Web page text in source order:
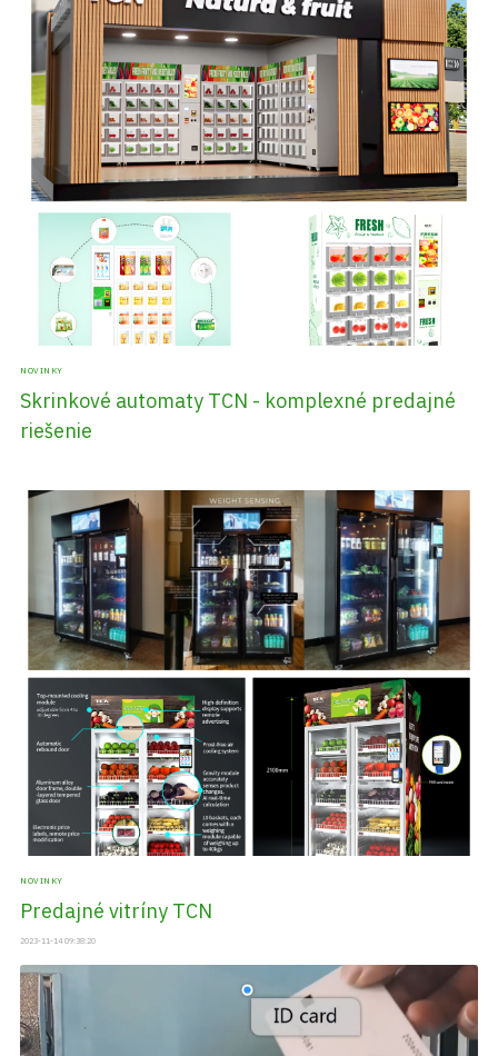
NOVINKY
Skrinkové automaty TCN - komplexné predajné
riešenie
NOVINKY
Predajné vitríny TCN
2023-11-14 09:38:20